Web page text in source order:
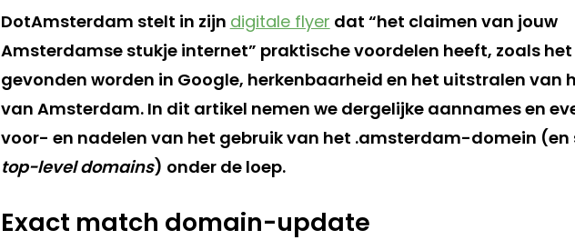
DotAmsterdam stelt in zijn digitale flyer dat “het claimen van jouw
Amsterdamse stukje internet” praktische voordelen heeft, zoals
gevonden worden in Google, herkenbaarheid en het uitstralen van
van Amsterdam. In dit artikel nemen we dergelijke aannames en
voor- en nadelen van het gebruik van het .amsterdam-domein (en
top-level domains) onder de loep.
Exact match domain-update